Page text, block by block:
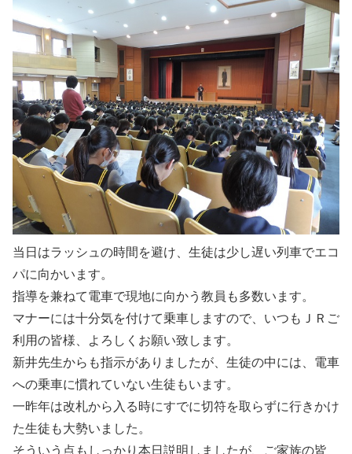
当日はラッシュの時間を避け、生徒は少し遅い列車でエコ
パに向かいます。
指導を兼ねて電車で現地に向かう教員も多数います。
マナーには十分気を付けて乗車しますので、いつもＪＲご
利用の皆様、よろしくお願い致します。
新井先生からも指示がありましたが、生徒の中には、電車
への乗車に慣れていない生徒もいます。
一昨年は改札から入る時にすでに切符を取らずに行きかけ
た生徒も大勢いました。
そういう点もしっかり本日説明しましたが、ご家族の皆